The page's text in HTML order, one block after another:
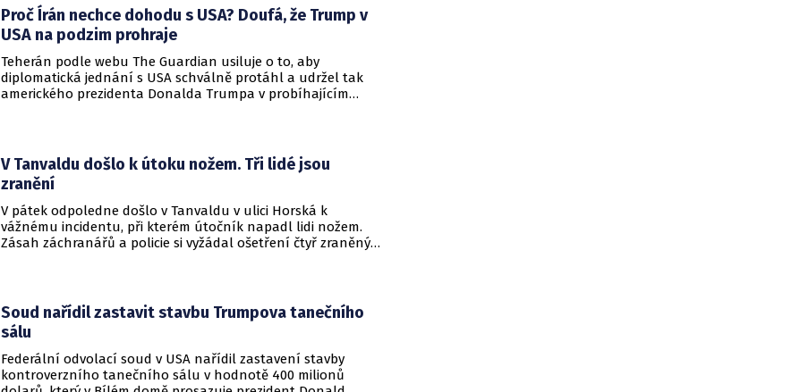
nedosažitelné.
Proč Írán nechce dohodu s USA? Doufá, že Trump v
USA na podzim prohraje
Teherán podle webu The Guardian usiluje o to, aby
diplomatická jednání s USA schválně protáhl a udržel tak
amerického prezidenta Donalda Trumpa v probíhajícím
rukojmími za prezidenta Jimmyho Cartera.
V Tanvaldu došlo k útoku nožem. Tři lidé jsou
zranění
V pátek odpoledne došlo v Tanvaldu v ulici Horská k
vážnému incidentu, při kterém útočník napadl lidi nožem.
Zásah záchranářů a policie si vyžádal ošetření čtyř zraněných
Soud nařídil zastavit stavbu Trumpova tanečního
sálu
Federální odvolací soud v USA nařídil zastavení stavby
kontroverzního tanečního sálu v hodnotě 400 milionů